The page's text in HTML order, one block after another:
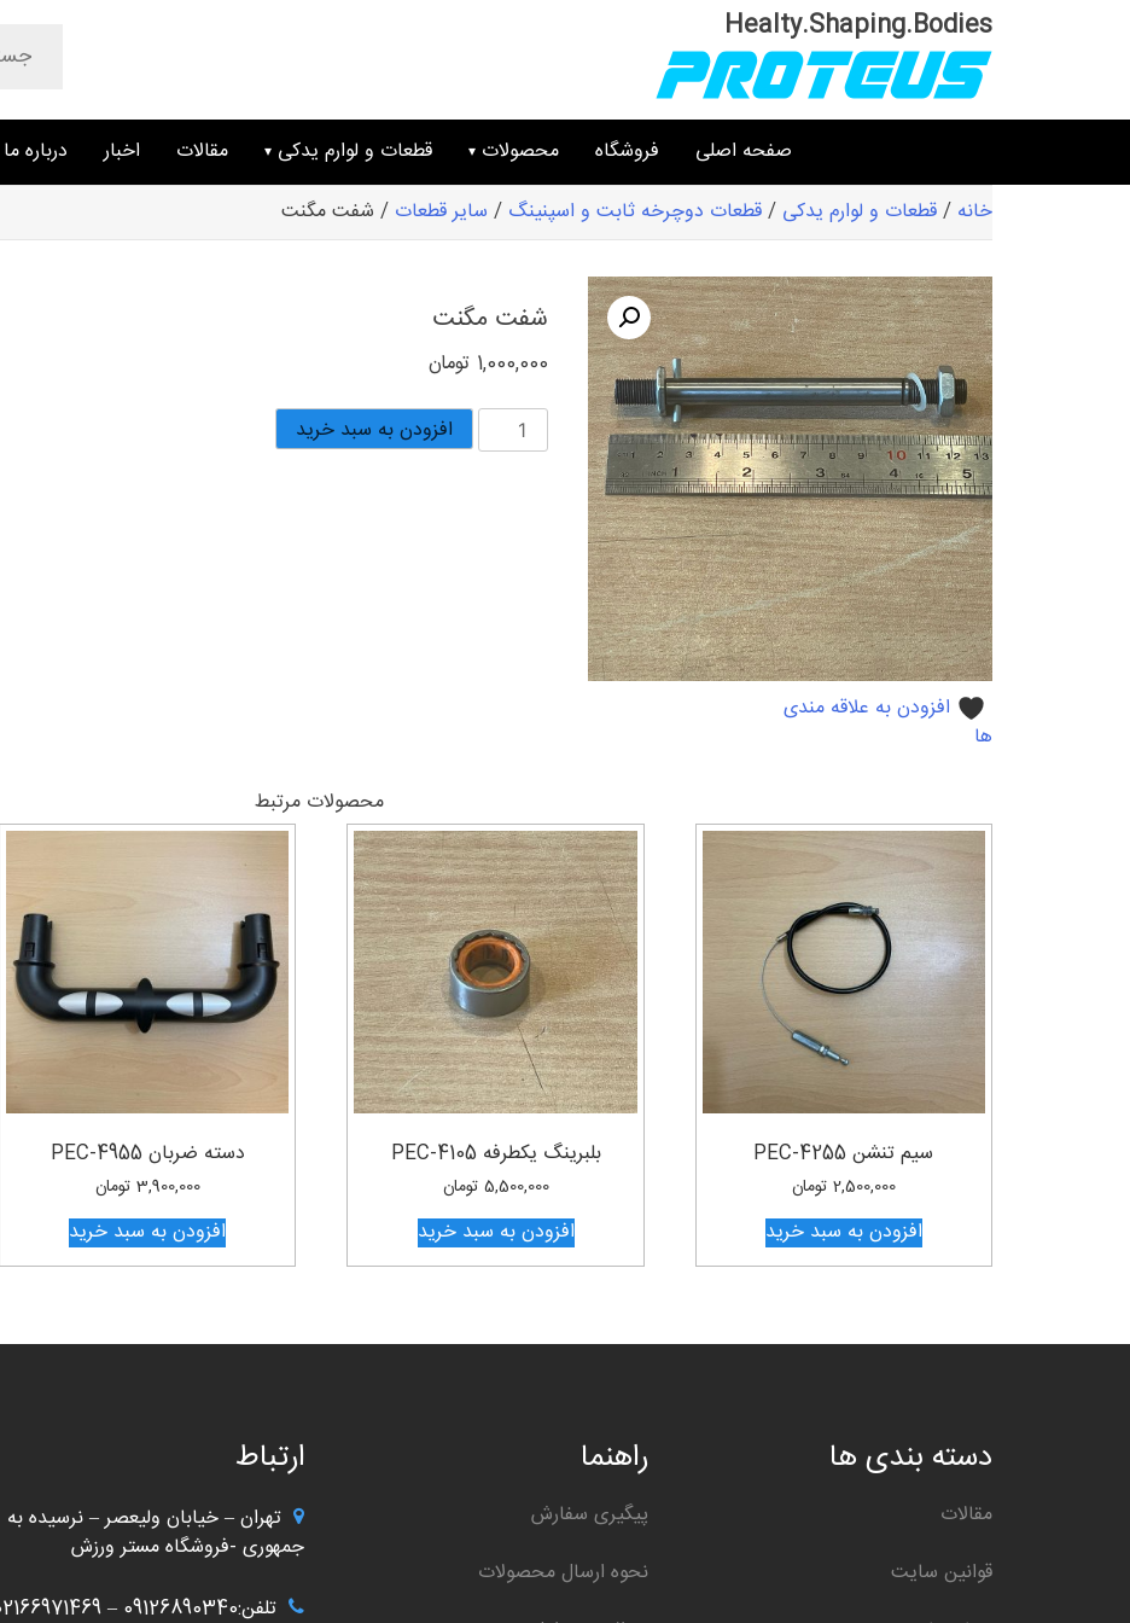
Healty.Shaping.Bodies
search
صفحه اصلی فروشگاه محصولات قطعات و لوارم یدکی مقالات اخبار درباره ما
خانه /قطعات و لوارم یدکی /قطعات دوچرخه ثابت و اسپنینگ / سایر قطعات / شفت مگنت
افزودن به علاقه مندی
ها
شفت مگنت
1,000,000 تومان
شفت
مگنت
افزودن به سبد خرید
محصولات مرتبط
سیم تنشن PEC-4255
2,500,000 تومان
افزودن به سبد خرید
بلبرینگ یکطرفه PEC-4105
5,500,000 تومان
افزودن به سبد خرید
دسته ضربان PEC-4955
3,900,000 تومان
افزودن به سبد خرید
دسته بندی ها
مقالات
قوانین سایت
راهنما
پیگیری سفارش
نحوه ارسال محصولات
ارتباط
تهران – خیابان ولیعصر – نرسیده به
جمهوری -فروشگاه مستر ورزش
تلفن:09126890340 – 02166971469